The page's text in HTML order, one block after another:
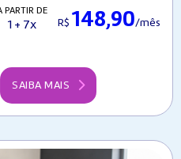
PARTIR DE
1 + 7x R$ 148,90/mês
SAIBA MAIS